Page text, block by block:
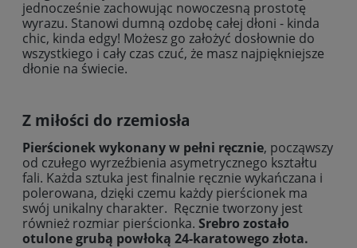
jednocześnie zachowując nowoczesną prostotę
wyrazu. Stanowi dumną ozdobę całej dłoni - kinda
chic, kinda edgy! Możesz go założyć dosłownie do
wszystkiego i cały czas czuć, że masz najpiękniejsze
dłonie na świecie.
Z miłości do rzemiosła
Pierścionek wykonany w pełni ręcznie, począwszy
od czułego wyrzeźbienia asymetrycznego kształtu
fali. Każda sztuka jest finalnie ręcznie wykańczana i
polerowana, dzięki czemu każdy pierścionek ma
swój unikalny charakter. Ręcznie tworzony jest
również rozmiar pierścionka. Srebro zostało
otulone grubą powłoką 24-karatowego złota.